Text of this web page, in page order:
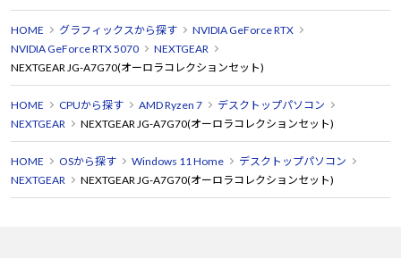
HOME グラフィックスから探す
NVIDIA GeForce RTX
NVIDIA GeForce RTX 5070
NEXTGEAR
NEXTGEAR JG-A7G70(オーロラコレクションセット)
HOME CPUから探す AMD Ryzen 7
デスクトップパソコン
NEXTGEAR
NEXTGEAR JG-A7G70(オーロラコレクションセット)
HOME OSから探す Windows 11 Home
デスクトップパソコン
NEXTGEAR
NEXTGEAR JG-A7G70(オーロラコレクションセット)